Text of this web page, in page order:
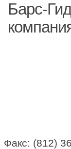
Барс-
Факс: (812)